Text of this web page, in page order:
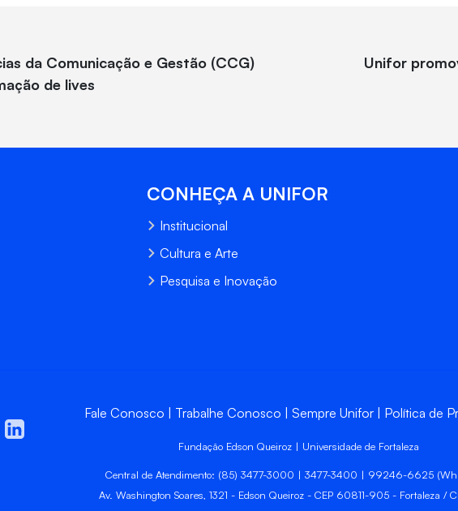
da Comunicação e Gestão (CCG)
de lives
Unifor
CONHEÇA A UNIFOR
Institucional
Cultura e Arte
Pesquisa e Inovação
Fale Conosco Trabalhe Conosco Sempre Unifor Política de
Fundação Edson Queiroz | Universidade de Fortaleza
Central de Atendimento: (85) 3477-3000 | 3477-3400 | 99246-6625
Av. Washington Soares, 1321 - Edson Queiroz - CEP 60811-905 - Fortaleza /